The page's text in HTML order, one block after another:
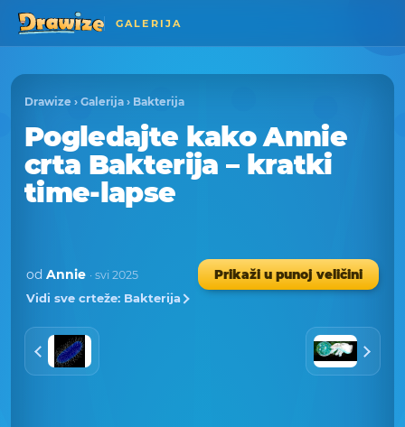
GALERIJA
Drawize › Galerija › Bakterija
Pogledajte kako Annie
crta Bakterija – kratki
time-lapse
od Annie · svi 2025
Prikaži u punoj veličini
Vidi sve crteže: Bakterija